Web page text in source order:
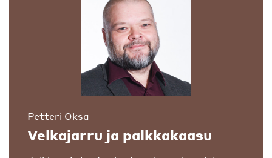
Petteri Oksa
Velkajarru ja palkkakaasu